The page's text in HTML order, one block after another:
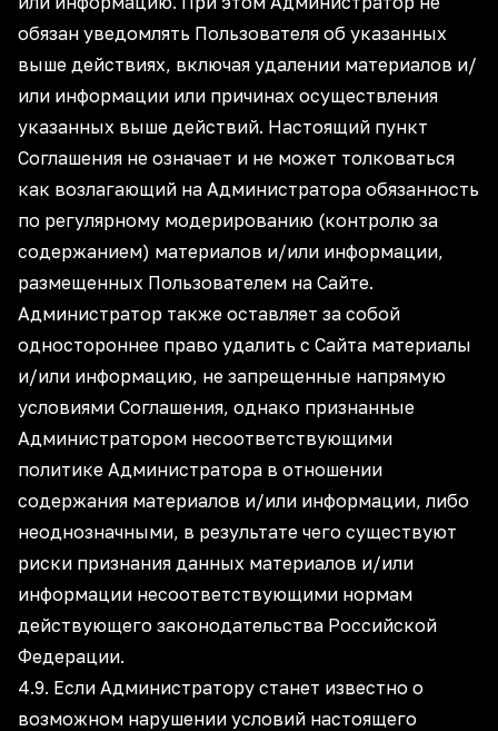
обязан уведомлять Пользователя об указанных
выше действиях, включая удалении материалов и/
или информации или причинах осуществления
указанных выше действий. Настоящий пункт
Соглашения не означает и не может толковаться
как возлагающий на Администратора обязанность
по регулярному модерированию (контролю за
содержанием) материалов и/или информации,
размещенных Пользователем на Сайте.
Администратор также оставляет за собой
одностороннее право удалить с Сайта материалы
и/или информацию, не запрещенные напрямую
условиями Соглашения, однако признанные
Администратором несоответствующими
политике Администратора в отношении
содержания материалов и/или информации, либо
неоднозначными, в результате чего существуют
риски признания данных материалов и/или
информации несоответствующими нормам
действующего законодательства Российской
Федерации.
4.9. Если Администратору станет известно о
возможном нарушении условий настоящего